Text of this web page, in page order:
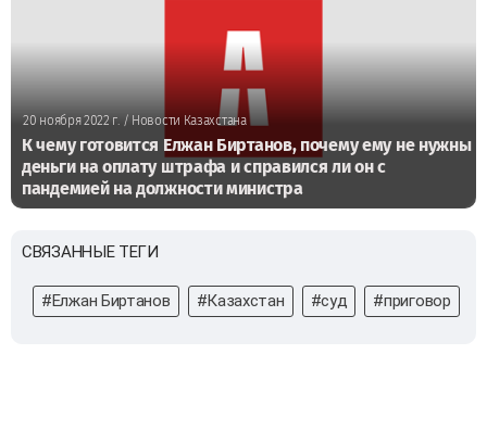
20 ноября 2022 г./ Новости Казахстана
К чему готовится Елжан Биртанов, почему ему не нужны
деньги на оплату штрафа и справился ли он с
пандемией на должности министра
СВЯЗАННЫЕ ТЕГИ
#Елжан Биртанов #Казахстан #суд #приговор